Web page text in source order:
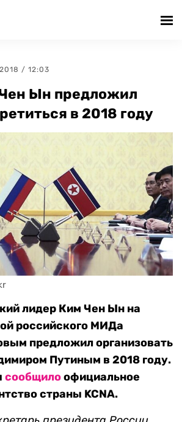
/ 12:03
Ын предложил
в 2018 году
лидер Ким Чен Ын на
российского МИДа
предложил организовать
Путиным в 2018 году.
сообщилоофициальное
страны KCNA.